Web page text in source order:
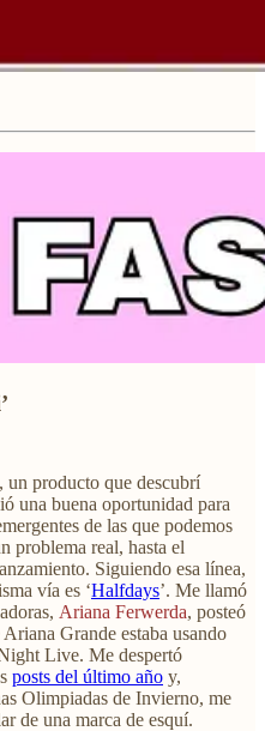
un producto que descubrí
una buena oportunidad para
de las que podemos
problema real, hasta el
Siguiendo esa línea,
vía es ‘Halfdays’. Me llamó
Ariana Ferwerda, posteó
Grande estaba usando
Live. Me despertó
posts del último año y,
Olimpiadas de Invierno, me
de una marca de esquí.